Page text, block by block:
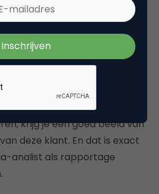
er over een
is gezegd zónder
welke woorden
hebben. Sterker nog: als
heeft geplaatst, zie je
de tijd neemt een flink aantal
krijg je een goed beeld van
deze klant. En dat is exact
analist als rapportage